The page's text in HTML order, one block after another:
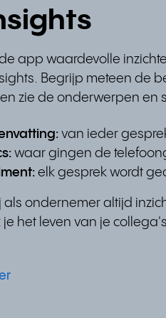
app waardevolle
Begrijp meteen de
zie de onderwerpen en
van ieder
waar gingen de
elk gesprek wordt
als ondernemer altijd
je het leven van je